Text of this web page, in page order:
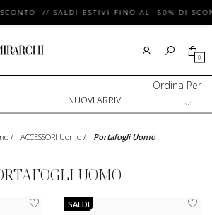
// SALDI ESTIVI FINO AL -50% DI
0
Ordina Per
/ ACCESSORI Uomo / Portafogli Uomo
UOMO
SALDI